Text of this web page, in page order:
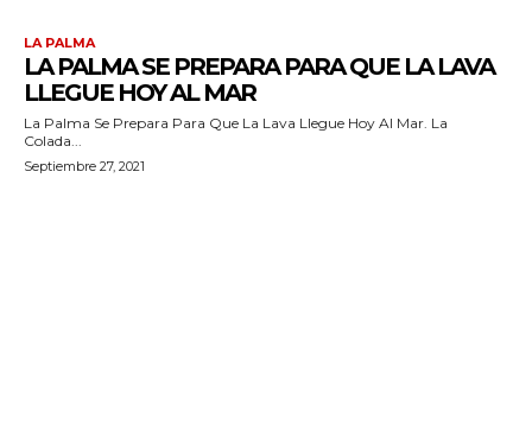
LA PALMA
LA PALMA SE PREPARA PARA QUE LA LAVA
LLEGUE HOY AL MAR
La Palma Se Prepara Para Que La Lava Llegue Hoy Al Mar. La
Colada...
Septiembre 27, 2021